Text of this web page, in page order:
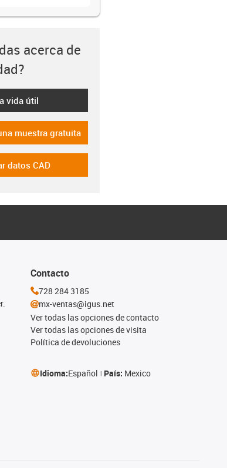
acerca de
vida útil
muestra gratuita
dateien
datos CAD
Contacto
728 284 3185
mx-ventas@igus.net
Ver todas las opciones de contacto
Ver todas las opciones de visita
Política de devoluciones
Idioma:Español País: Mexico